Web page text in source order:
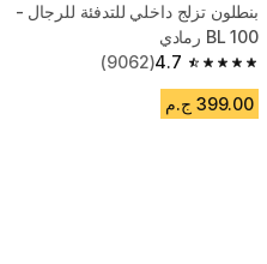
بنطلون تزلج داخلي للتدفئة للرجال -
BL 100 رمادي
4.7
4.7 out of 5 stars from 9062 reviews
(9062)
399.00 ج.م